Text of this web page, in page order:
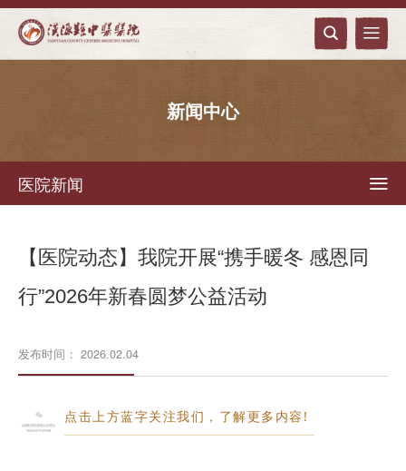
 
新闻中心
医院新闻 
【医院动态】我院开展“携手暖冬 感恩同
行”2026年新春圆梦公益活动
发布时间： 2026.02.04
点击上方蓝字关注我们，了解更多内容!